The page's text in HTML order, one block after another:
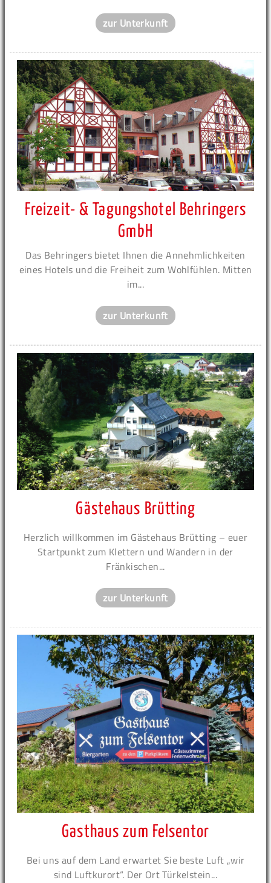
zur Unterkunft
Freizeit- & Tagungshotel Behringers
GmbH
Das Behringers bietet Ihnen die Annehmlichkeiten
eines Hotels und die Freiheit zum Wohlfühlen. Mitten
im...
zur Unterkunft
Gästehaus Brütting
Herzlich willkommen im Gästehaus Brütting – euer
Startpunkt zum Klettern und Wandern in der
Fränkischen...
zur Unterkunft
Gasthaus zum Felsentor
Bei uns auf dem Land erwartet Sie beste Luft „wir
sind Luftkurort“. Der Ort Türkelstein...